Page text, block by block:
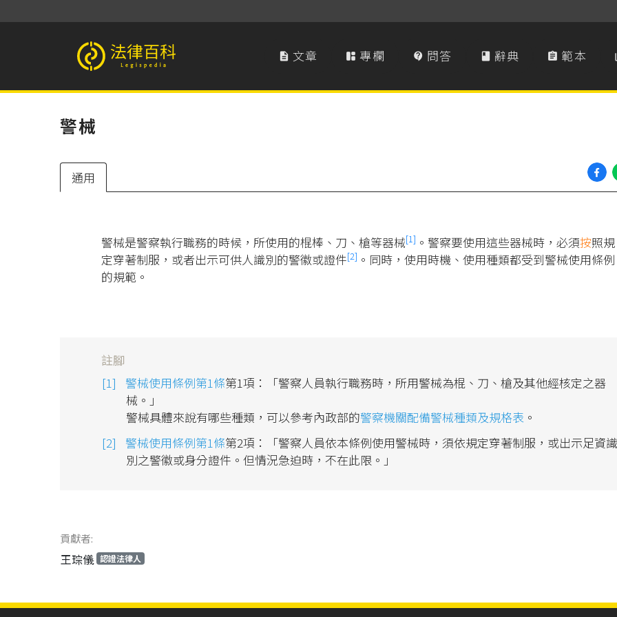
法律百科 Legispedia  文章  專欄  問答  辭典  範本
警械
通用
警械是警察執行職務的時候，所使用的棍棒、刀、槍等器械[1] 。警察要使用這些器械時，必須按照規
定穿著制服，或者出示可供人識別的警徽或證件[2] 。同時，使用時機、使用種類都受到警械使用條例
的規範。
註腳
警械使用條例第1條第1項：「警察人員執行職務時，所用警械為棍、刀、槍及其他經核定之器
械。」
警械具體來說有哪些種類，可以參考內政部的警察機關配備警械種類及規格表 。
警械使用條例第1條第2項：「警察人員依本條例使用警械時，須依規定穿著制服，或出示足資識
別之警徽或身分證件。但情況急迫時，不在此限。」
貢獻者:
王琮儀 認證法律人